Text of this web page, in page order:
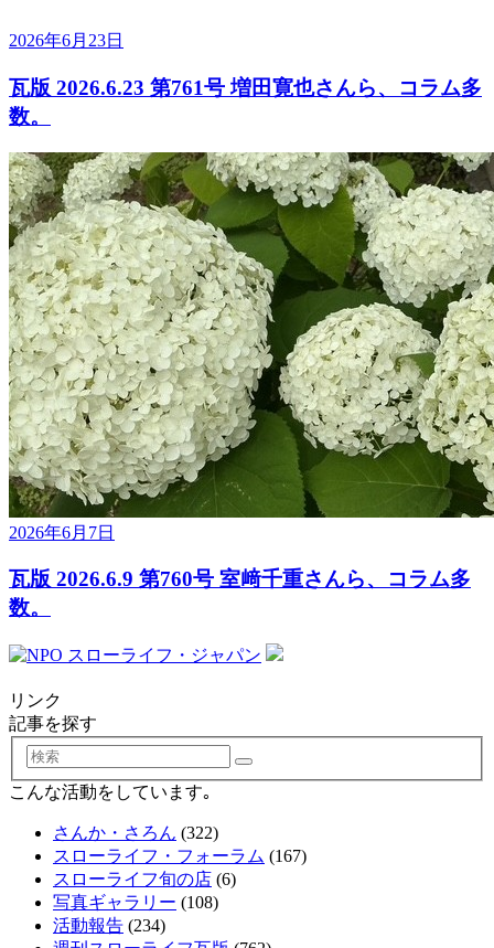
2026年6月23日
瓦版 2026.6.23 第761号 増田寛也さんら、コラム多
数。
2026年6月7日
瓦版 2026.6.9 第760号 室﨑千重さんら、コラム多
数。
リンク
記事を探す
検
索
こんな活動をしています｡
さんか・さろん (322)
スローライフ・フォーラム (167)
スローライフ旬の店 (6)
写真ギャラリー (108)
活動報告 (234)